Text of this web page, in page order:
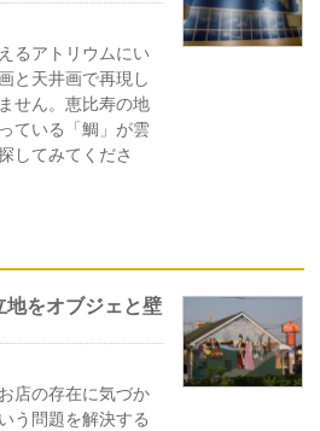
るアトリウムにい
と天井画で再現し
せん。恵比寿の地
ている「鯛」が雲
してみてくださ
地をオブジェと壁
店の存在に気づか
う問題を解決する